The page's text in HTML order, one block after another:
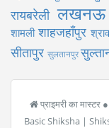
रायबरेली लखनऊ
शामली शाहजहाँपुर
सीतापुर सुलतानपुर
प्राइमरी का
Basic Shiksha |